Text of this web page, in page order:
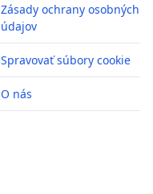
Zásady ochrany osobných
údajov
Spravovať súbory cookie
O nás